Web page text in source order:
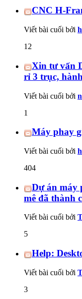
CNC H-
Viết bài cuối bởi
12
Xin tư vấn
rỉ 3 trục,
Viết bài cuối bởi
1
Máy phay
Viết bài cuối bởi
404
Dự án máy
mê đã thành
Viết bài cuối bởi
5
Help:
Viết bài cuối bởi
3